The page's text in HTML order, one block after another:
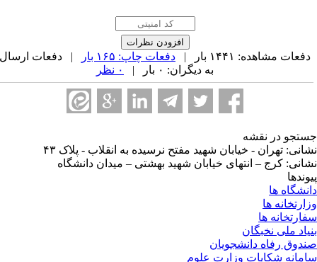
دفعات مشاهده: ۱۴۴۱ بار | دفعات چاپ: ۱۶۵ بار
| دفعات ارسال
به دیگران: ۰ بار |
در نقشه
تهران - خیابان شهید مفتح نرسیده به انقلاب - پلاک ۴۳
کرج – انتهای خیابان شهید بهشتی – میدان دانشگاه
ها
ها
ها
ملی نخبگان
رفاه دانشجویان
شکایات وزارت علوم